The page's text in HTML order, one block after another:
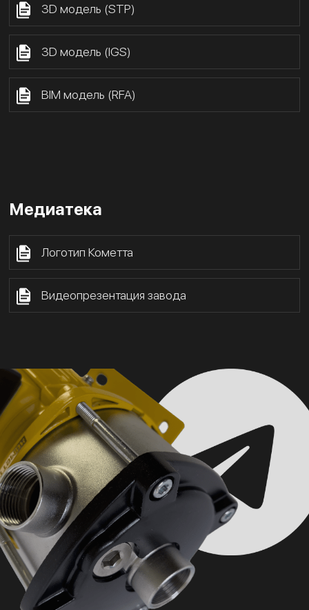
3D модель (STP)
3D модель (IGS)
BIM модель (RFA)
Медиатека
Логотип Кометта
Видеопрезентация завода